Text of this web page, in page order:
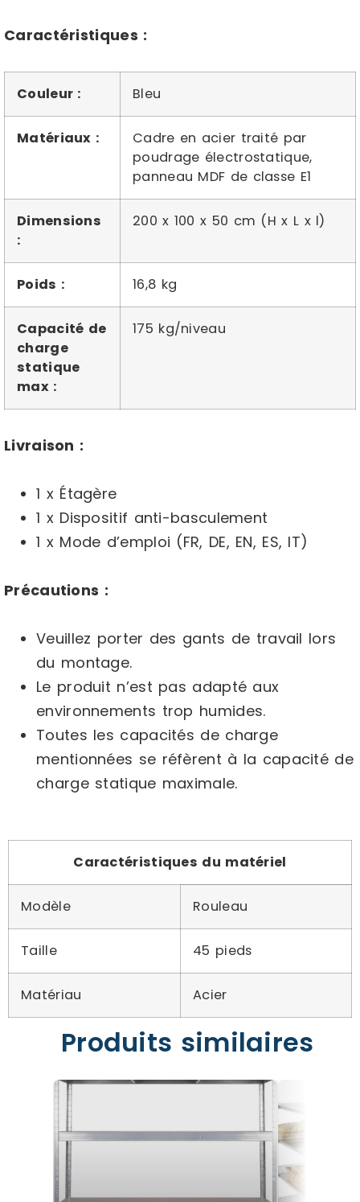
Caractéristiques :
Couleur : Bleu
Matériaux :
Cadre en acier traité par
poudrage électrostatique,
panneau MDF de classe E1
Dimensions
:
200 x 100 x 50 cm (H x L x l)
Poids : 16,8 kg
Capacité de
charge
statique
max :
175 kg/niveau
Livraison :
1 x Étagère
1 x Dispositif anti-basculement
1 x Mode d’emploi (FR, DE, EN, ES, IT)
Précautions :
Veuillez porter des gants de travail lors
du montage.
Le produit n’est pas adapté aux
environnements trop humides.
Toutes les capacités de charge
mentionnées se réfèrent à la capacité de
charge statique maximale.
Caractéristiques du matériel
Modèle Rouleau
Taille 45 pieds
Matériau Acier
Produits similaires